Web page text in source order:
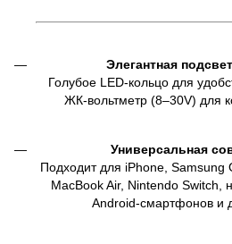
Элегантная
Голубое LED-кольцо для
ЖК-вольтметр (8–30V) для
Универсальная
Подходит для iPhone, Samsung
MacBook Air, Nintendo Switch,
Android-смартфонов и